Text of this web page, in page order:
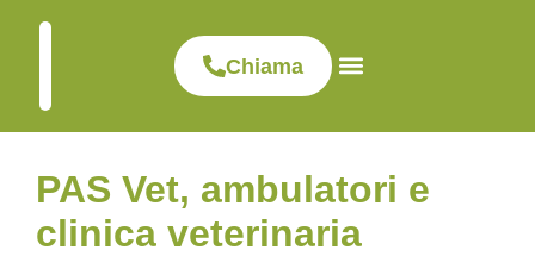
Chiama
PAS Vet, ambulatori e
clinica veterinaria